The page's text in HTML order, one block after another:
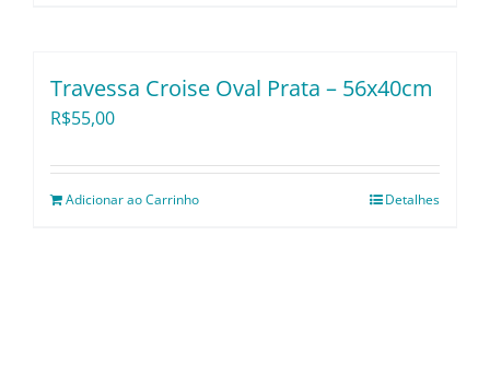
Travessa Croise Oval Prata – 56x40cm
R$55,00
Adicionar ao Carrinho Detalhes